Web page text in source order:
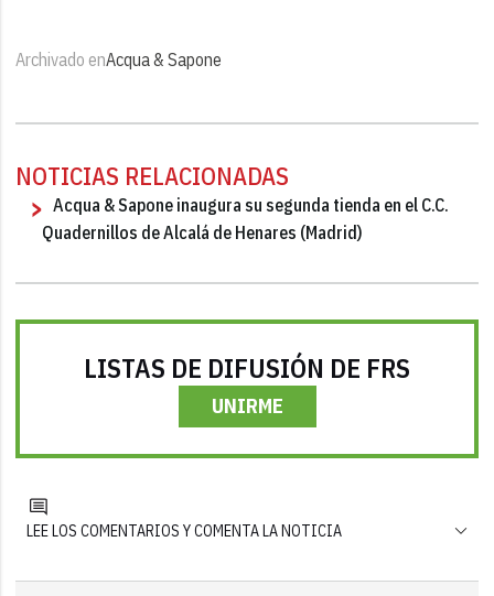
Archivado enAcqua & Sapone
NOTICIAS RELACIONADAS
Acqua & Sapone inaugura su segunda tienda en el C.C.
Quadernillos de Alcalá de Henares (Madrid)
LISTAS DE DIFUSIÓN DE FRS
UNIRME
LEE LOS COMENTARIOS Y COMENTA LA NOTICIA